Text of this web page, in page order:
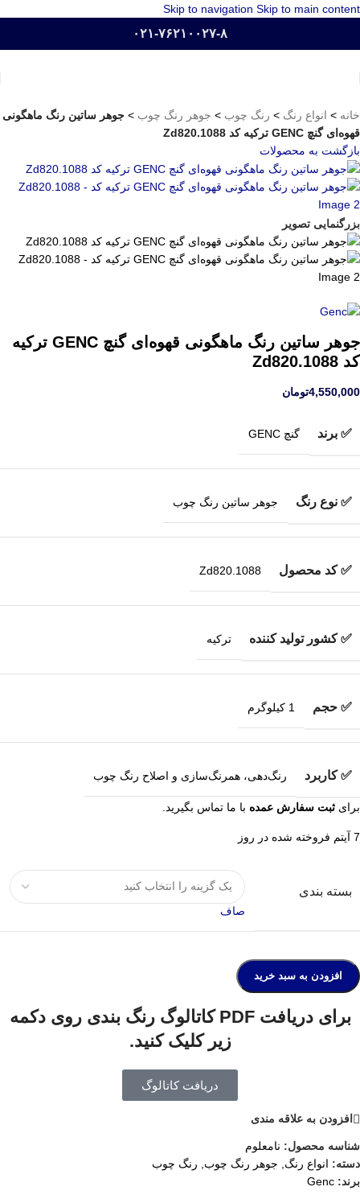
Skip to navigation Skip to main content
۰۲۱-۷۶۲۱۰۰۲۷-۸
خانه > انواع رنگ > رنگ چوب > جوهر رنگ چوب > جوهر ساتین رنگ ماهگونی
قهوه‌ای گنچ GENC ترکیه کد Zd820.1088
بازگشت به محصولات
بزرگنمایی تصویر
جوهر ساتین رنگ ماهگونی قهوه‌ای گنچ GENC ترکیه
کد Zd820.1088
4,550,000تومان
✅ برند گنچ GENC
✅ نوع رنگ جوهر ساتین رنگ چوب
✅ کد محصول Zd820.1088
✅ کشور تولید کننده ترکیه
✅ حجم 1 کیلوگرم
✅ کاربرد رنگ‌دهی، همرنگ‌سازی و اصلاح رنگ چوب
برای ثبت سفارش عمده با ما تماس بگیرید.
7 آیتم فروخته شده در روز
بسته بندی
صاف
افزودن به سبد خرید
برای دریافت PDF کاتالوگ رنگ بندی روی دکمه
زیر کلیک کنید.
دریافت کاتالوگ
افزودن به علاقه مندی
شناسه محصول: نامعلوم
دسته: انواع رنگ جوهر رنگ چوب
رنگ چوب
برند: Genc